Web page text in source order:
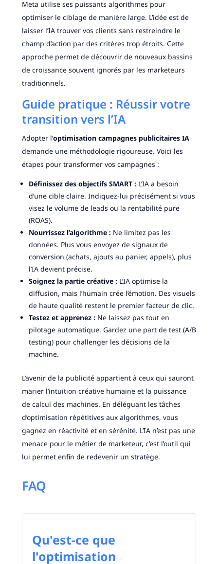
Meta utilise ses puissants algorithmes pour
optimiser le ciblage de manière large. L’idée est de
laisser l’IA trouver vos clients sans restreindre le
champ d’action par des critères trop étroits. Cette
approche permet de découvrir de nouveaux bassins
de croissance souvent ignorés par les marketeurs
traditionnels.
Guide pratique : Réussir votre
transition vers l’IA
Adopter l’optimisation campagnes publicitaires IA
demande une méthodologie rigoureuse. Voici les
étapes pour transformer vos campagnes :
Définissez des objectifs SMART :L’IA a besoin
d’une cible claire. Indiquez-lui précisément si vous
visez le volume de leads ou la rentabilité pure
(ROAS).
Nourrissez l’algorithme :Ne limitez pas les
données. Plus vous envoyez de signaux de
conversion (achats, ajouts au panier, appels), plus
l’IA devient précise.
Soignez la partie créative :L’IA optimise la
diffusion, mais l’humain crée l’émotion. Des visuels
de haute qualité restent le premier facteur de clic.
Testez et apprenez :Ne laissez pas tout en
pilotage automatique. Gardez une part de test (A/B
testing) pour challenger les décisions de la
machine.
L’avenir de la publicité appartient à ceux qui sauront
marier l’intuition créative humaine et la puissance
de calcul des machines. En déléguant les tâches
d’optimisation répétitives aux algorithmes, vous
gagnez en réactivité et en sérénité. L’IA n’est pas une
menace pour le métier de marketeur, c’est l’outil qui
lui permet enfin de redevenir un stratège.
FAQ
Qu'est-ce que
l'optimisation